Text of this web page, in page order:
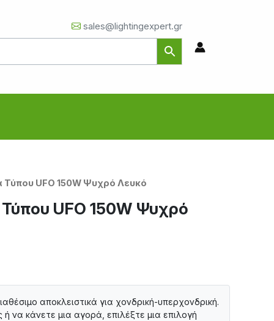
sales@lightingexpert.gr
UFO 150W Ψυχρό Λευκό
UFO 150W Ψυχρό
αποκλειστικά για χονδρική-υπερχονδρική.
ή να κάνετε μια αγορά, επιλέξτε μια επιλογή